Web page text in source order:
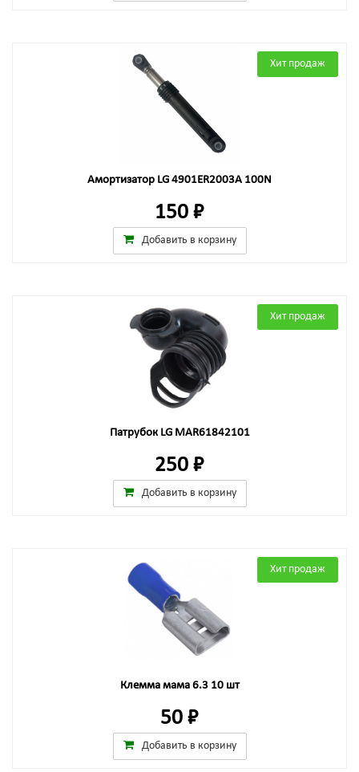
Хит продаж
Амортизатор LG 4901ER2003A 100N
150 ₽
Добавить в корзину
Хит продаж
Патрубок LG MAR61842101
250 ₽
Добавить в корзину
Хит продаж
Клемма мама 6.3 10 шт
50 ₽
Добавить в корзину